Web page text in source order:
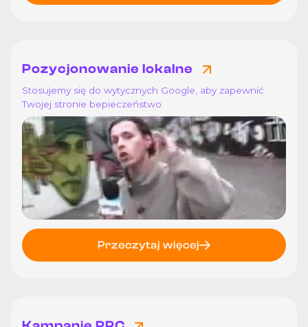
Pozycjonowanie lokalne
Stosujemy się do wytycznych Google, aby zapewnić
Twojej stronie bepieczeństwo
Przeczytaj więcej